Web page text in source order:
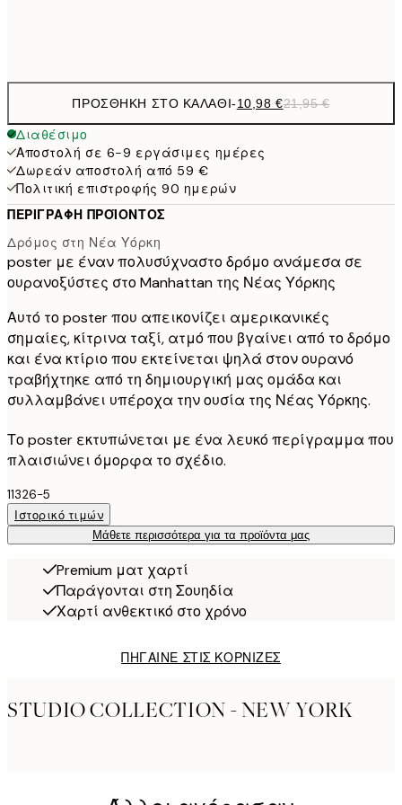
ΠΡΟΣΘΉΚΗ ΣΤΟ ΚΑΛΆΘΙ-10,98 €21,95 €
Διαθέσιμο
Αποστολή σε 6-9 εργάσιμες ημέρες
Δωρεάν αποστολή από 59 €
Πολιτική επιστροφής 90 ημερών
ΠΕΡΙΓΡΑΦΉ ΠΡΟΪΌΝΤΟΣ
Δρόμος στη Νέα Υόρκη
poster με έναν πολυσύχναστο δρόμο ανάμεσα σε
ουρανοξύστες στο Manhattan της Νέας Υόρκης
Αυτό το poster που απεικονίζει αμερικανικές
σημαίες, κίτρινα ταξί, ατμό που βγαίνει από το δρόμο
και ένα κτίριο που εκτείνεται ψηλά στον ουρανό
τραβήχτηκε από τη δημιουργική μας ομάδα και
συλλαμβάνει υπέροχα την ουσία της Νέας Υόρκης.
Το poster εκτυπώνεται με ένα λευκό περίγραμμα που
πλαισιώνει όμορφα το σχέδιο.
11326-5
Ιστορικό τιμών
Μάθετε περισσότερα για τα προϊόντα μας
Premium ματ χαρτί
Παράγονται στη Σουηδία
Χαρτί ανθεκτικό στο χρόνο
ΠΗΓΑΙΝΕ ΣΤΙΣ ΚΟΡΝΙΖΕΣ
STUDIO COLLECTION - NEW YORK